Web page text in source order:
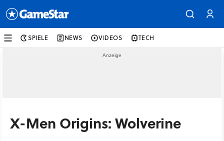
SPIELE NEWS VIDEOS TECH
X-Men Origins: Wolverine